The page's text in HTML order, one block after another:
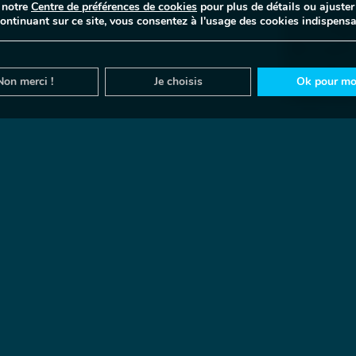
rencontre
Centre de préférences de cookies pour plus de détails ou
sur ce site, vous consentez à l'usage des cookies
Ok pour
merci ! Je choisis